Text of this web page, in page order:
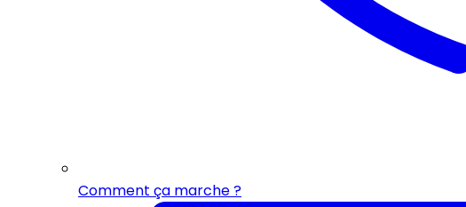
Comment ça marche ?